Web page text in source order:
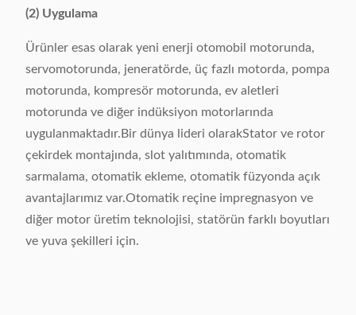
(2) Uygulama
Ürünler esas olarak yeni enerji otomobil motorunda,
servomotorunda, jeneratörde, üç fazlı motorda, pompa
motorunda, kompresör motorunda, ev aletleri
motorunda ve diğer indüksiyon motorlarında
uygulanmaktadır.Bir dünya lideri olarakStator ve rotor
çekirdek montajında, slot yalıtımında, otomatik
sarmalama, otomatik ekleme, otomatik füzyonda açık
avantajlarımız var.Otomatik reçine impregnasyon ve
diğer motor üretim teknolojisi, statörün farklı boyutları
ve yuva şekilleri için.